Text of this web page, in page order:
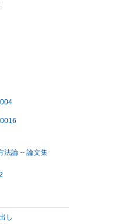
法論 -- 論文集
し